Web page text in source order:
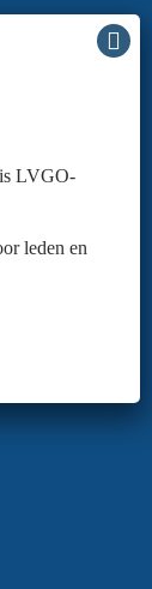
(ook
LVGO-
leden en